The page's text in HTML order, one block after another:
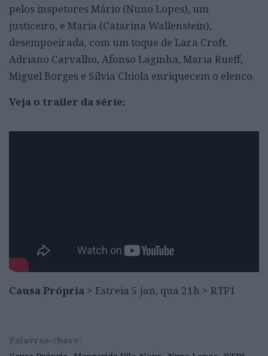
pelos inspetores Mário (Nuno Lopes), um
justiceiro, e Maria (Catarina Wallenstein),
desempoeirada, com um toque de Lara Croft.
Adriano Carvalho, Afonso Laginha, Maria Rueff,
Miguel Borges e Sílvia Chiola enriquecem o elenco.
Veja o trailer da série:
Causa Própria > Estreia 5 jan, qua 21h > RTP1
Palavras-chave: